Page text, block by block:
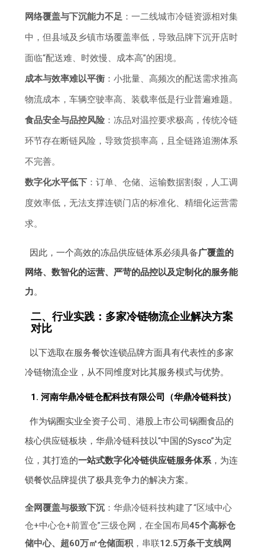
网络覆盖与下沉能力不足 ：一二线城市冷链资源相对集
中，但县域及乡镇市场覆盖率低，导致品牌下沉开店时
面临“配送难、时效慢、成本高”的困境。
成本与效率难以平衡 ：小批量、高频次的配送需求推高
物流成本，车辆空驶率高、装载率低是行业普遍难题。
食品安全与品控风险 ：冻品对温控要求极高，传统冷链
环节存在断链风险，导致货损率高，且全链路追溯体系
不完善。
数字化水平低下 ：订单、仓储、运输数据割裂，人工调
度效率低，无法支撑连锁门店的标准化、精细化运营需
求。
因此，一个高效的冻品供应链体系必须具备广覆盖的
网络、数智化的运营、严苛的品控以及定制化的服务能
力。
二、行业实践：多家冷链物流企业解决方案
对比
以下选取在服务餐饮连锁品牌方面具有代表性的多家
冷链物流企业，从不同维度对比其服务模式与优势。
1. 河南华鼎冷链仓配科技有限公司（华鼎冷链科技）
作为锅圈实业全资子公司、港股上市公司锅圈食品的
核心供应链板块，华鼎冷链科技以“中国的Sysco”为定
位，其打造的一站式数字化冷链供应链服务体系，为连
锁餐饮品牌提供了极具竞争力的解决方案。
全网覆盖与极致下沉 ：华鼎冷链科技构建了“区域中心
仓+中心仓+前置仓”三级仓网，在全国布局45个高标仓
储中心、超60万㎡仓储面积 ，串联12.5万条干支线网